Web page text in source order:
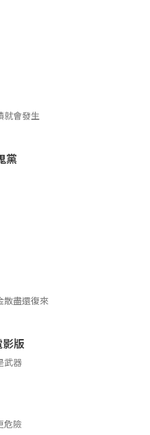
就會發生
黨
散盡還復來
影版
武器
危險